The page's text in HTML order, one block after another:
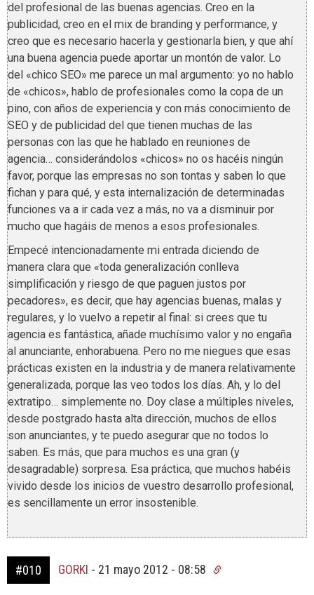
del profesional de las buenas agencias. Creo en la
publicidad, creo en el mix de branding y performance, y
creo que es necesario hacerla y gestionarla bien, y que ahí
una buena agencia puede aportar un montón de valor. Lo
del «chico SEO» me parece un mal argumento: yo no hablo
de «chicos», hablo de profesionales como la copa de un
pino, con años de experiencia y con más conocimiento de
SEO y de publicidad del que tienen muchas de las
personas con las que he hablado en reuniones de
agencia… considerándolos «chicos» no os hacéis ningún
favor, porque las empresas no son tontas y saben lo que
fichan y para qué, y esta internalización de determinadas
funciones va a ir cada vez a más, no va a disminuir por
mucho que hagáis de menos a esos profesionales.
Empecé intencionadamente mi entrada diciendo de
manera clara que «toda generalización conlleva
simplificación y riesgo de que paguen justos por
pecadores», es decir, que hay agencias buenas, malas y
regulares, y lo vuelvo a repetir al final: si crees que tu
agencia es fantástica, añade muchísimo valor y no engaña
al anunciante, enhorabuena. Pero no me niegues que esas
prácticas existen en la industria y de manera relativamente
generalizada, porque las veo todos los días. Ah, y lo del
extratipo… simplemente no. Doy clase a múltiples niveles,
desde postgrado hasta alta dirección, muchos de ellos
son anunciantes, y te puedo asegurar que no todos lo
saben. Es más, que para muchos es una gran (y
desagradable) sorpresa. Esa práctica, que muchos habéis
vivido desde los inicios de vuestro desarrollo profesional,
es sencillamente un error insostenible.
#010 GORKI - 21 mayo 2012 - 08:58